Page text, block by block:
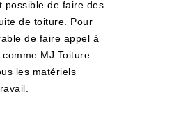
possible de faire des
de toiture. Pour
de faire appel à
MJ Toiture
les matériels